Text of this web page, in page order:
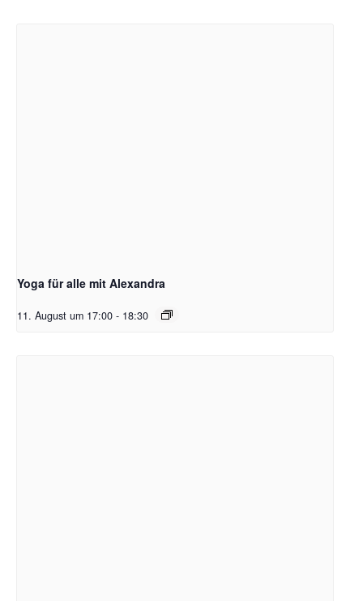
Yoga für alle mit Alexandra
11. August um 17:00 - 18:30